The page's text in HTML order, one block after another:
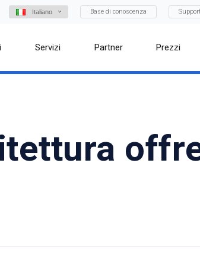
Italiano Base di conoscenza
Servizi Partner Prezzi